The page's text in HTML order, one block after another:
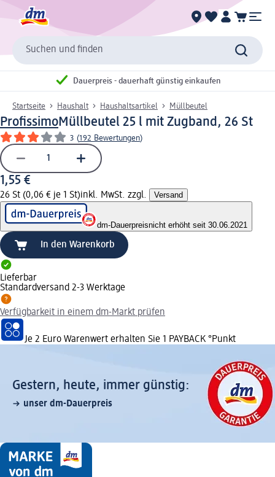
Suchen und finden
Dauerpreis - dauerhaft günstig einkaufen
Startseite Haushalt Haushaltsartikel Müllbeutel
ProfissimoMüllbeutel 25 l mit Zugband, 26 St
3 (192 Bewertungen)
1,55 €
26 St (0,06 € je 1 St)inkl. MwSt. zzgl. Versand
dm-Dauerpreisnicht erhöht seit 30.06.2021
In den Warenkorb
Lieferbar
Standardversand 2-3 Werktage
Verfügbarkeit in einem dm-Markt prüfen
Je 2 Euro Warenwert erhalten Sie 1 PAYBACK °Punkt
Gestern, heute, immer günstig:
unser dm-Dauerpreis